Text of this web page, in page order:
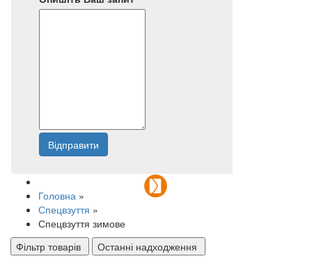
Відправити
Головна »
Спецвзуття »
Спецвзуття зимове
Фільтр товарів
Останні надходження